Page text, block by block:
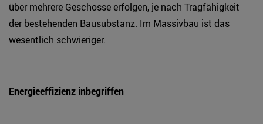
über mehrere Geschosse erfolgen, je nach Tragfähigkeit
der bestehenden Bausubstanz. Im Massivbau ist das
wesentlich schwieriger.
Energieeffizienz inbegriffen